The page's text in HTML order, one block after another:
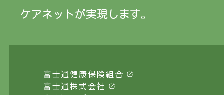
ケアネットが実現します。
富士通健康保険組合
富士通株式会社